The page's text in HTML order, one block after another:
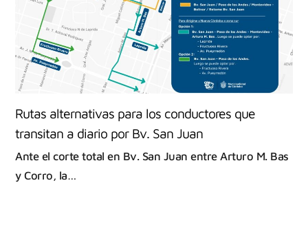
Rutas alternativas para los conductores que
transitan a diario por Bv. San Juan
Ante el corte total en Bv. San Juan entre Arturo M. Bas
y Corro, la…